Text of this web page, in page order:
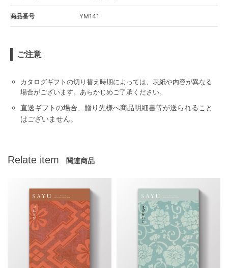
商品番号 YM141
ご注意
カタログギフトの切り替え時期によっては、表紙や内容が異なる
場合がございます。あらかじめご了承ください。
直送ギフトの場合、贈り先様へ商品明細書等が送られること
はございません。
Relate item 関連商品